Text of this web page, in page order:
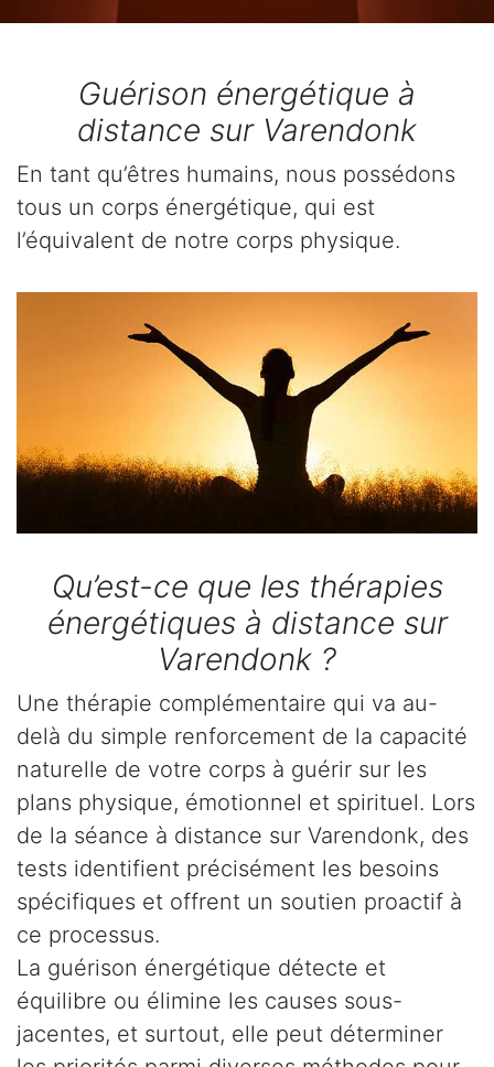
Guérison énergétique à
distance sur Varendonk
En tant qu’êtres humains, nous possédons
tous un corps énergétique, qui est
l’équivalent de notre corps physique.
Qu’est-ce que les thérapies
énergétiques à distance sur
Varendonk ?
Une thérapie complémentaire qui va au-
delà du simple renforcement de la capacité
naturelle de votre corps à guérir sur les
plans physique, émotionnel et spirituel. Lors
de la séance à distance sur Varendonk, des
tests identifient précisément les besoins
spécifiques et offrent un soutien proactif à
ce processus.
La guérison énergétique détecte et
équilibre ou élimine les causes sous-
jacentes, et surtout, elle peut déterminer